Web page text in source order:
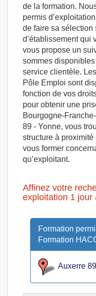
de la formation.
permis
de faire sa
d’établissement qui
vous propose un
sommes
service clientèle.
Pôle Emploi sont
fonction de vos
pour obtenir une
Bourgogne-
89 - Yonne, vous
structure à
vous former
qu’exploitant.
Affinez votre
exploitation 1 jour
Formation
Formation
Auxerre